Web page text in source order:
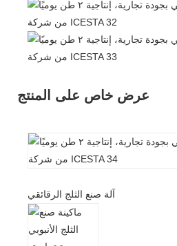
عرض خاص على المنتج
آلة صنع الثلج الرقائقي